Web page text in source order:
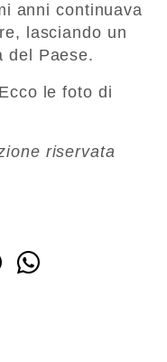
anni continuava
lasciando un
del Paese.
le foto di
riservata